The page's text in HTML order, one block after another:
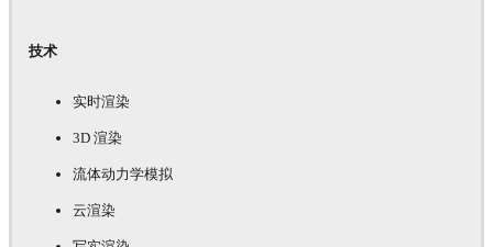
技术
实时渲染
3D 渲染
流体动力学模拟
云渲染